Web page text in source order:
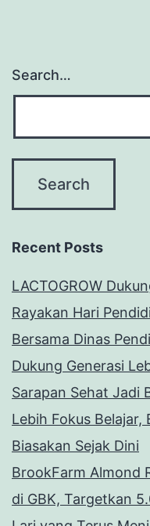
Search…
Recent Posts
LACTOGROW
Rayakan Hari
Bersama Dinas
Dukung Generasi
Sarapan Sehat Jadi
Lebih Fokus Belajar,
Biasakan Sejak Dini
BrookFarm Almond
di GBK, Targetkan